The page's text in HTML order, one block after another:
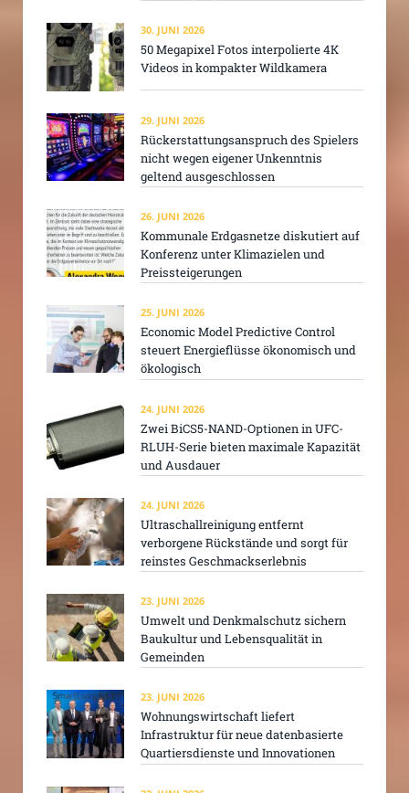
30. JUNI 2026
50 Megapixel Fotos interpolierte 4K
Videos in kompakter Wildkamera
29. JUNI 2026
Rückerstattungsanspruch des Spielers
nicht wegen eigener Unkenntnis
geltend ausgeschlossen
26. JUNI 2026
Kommunale Erdgasnetze diskutiert auf
Konferenz unter Klimazielen und
Preissteigerungen
25. JUNI 2026
Economic Model Predictive Control
steuert Energieflüsse ökonomisch und
ökologisch
24. JUNI 2026
Zwei BiCS5-NAND-Optionen in UFC-
RLUH-Serie bieten maximale Kapazität
und Ausdauer
24. JUNI 2026
Ultraschallreinigung entfernt
verborgene Rückstände und sorgt für
reinstes Geschmackserlebnis
23. JUNI 2026
Umwelt und Denkmalschutz sichern
Baukultur und Lebensqualität in
Gemeinden
23. JUNI 2026
Wohnungswirtschaft liefert
Infrastruktur für neue datenbasierte
Quartiersdienste und Innovationen